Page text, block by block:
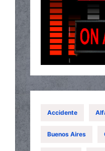
Accidente
Buenos Aires